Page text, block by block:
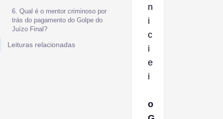
6. Qual é o mentor criminoso por
trás do pagamento do Golpe do
Juízo Final?
Leituras relacionadas
n
i
c
i
e
i
o